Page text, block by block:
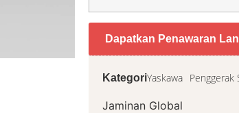
Dapatkan Penawaran
KategoriYaskawa Penggerak
Jaminan Global